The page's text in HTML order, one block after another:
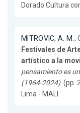
Dorado.Cultura
MITROVIC, A. M. ;
Festivales de
artístico a la
pensamiento es
(1964-2024). (pp.
Lima - MALI.